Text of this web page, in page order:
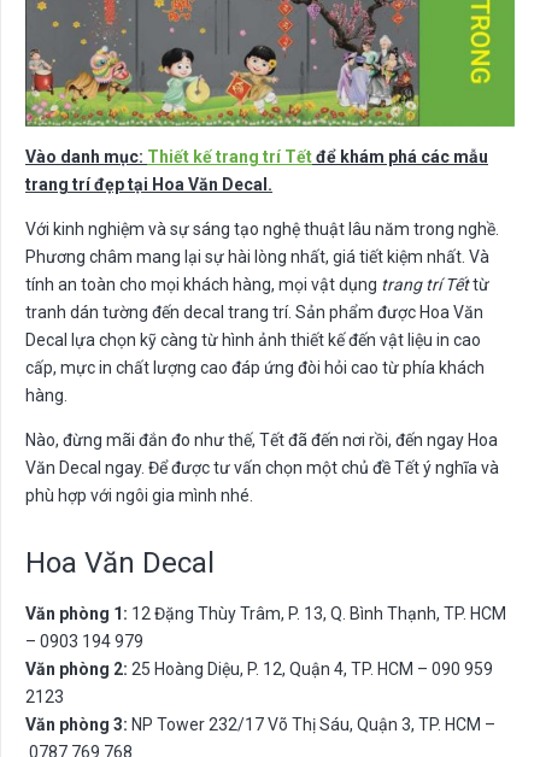
Vào danh mục: Thiết kế trang trí Tếtđể khám phá các mẫu
trang trí đẹp tại Hoa Văn Decal.
Với kinh nghiệm và sự sáng tạo nghệ thuật lâu năm trong nghề.
Phương châm mang lại sự hài lòng nhất, giá tiết kiệm nhất. Và
tính an toàn cho mọi khách hàng, mọi vật dụng trang trí Tếttừ
tranh dán tường đến decal trang trí. Sản phẩm được Hoa Văn
Decal lựa chọn kỹ càng từ hình ảnh thiết kế đến vật liệu in cao
cấp, mực in chất lượng cao đáp ứng đòi hỏi cao từ phía khách
hàng.
Nào, đừng mãi đắn đo như thế, Tết đã đến nơi rồi, đến ngay Hoa
Văn Decal ngay. Để được tư vấn chọn một chủ đề Tết ý nghĩa và
phù hợp với ngôi gia mình nhé.
Hoa Văn Decal
Văn phòng 1: 12 Đặng Thùy Trâm, P. 13, Q. Bình Thạnh, TP. HCM
– 0903 194 979
Văn phòng 2: 25 Hoàng Diệu, P. 12, Quận 4, TP. HCM – 090 959
2123
Văn phòng 3: NP Tower 232/17 Võ Thị Sáu, Quận 3, TP. HCM –
0787 769 768